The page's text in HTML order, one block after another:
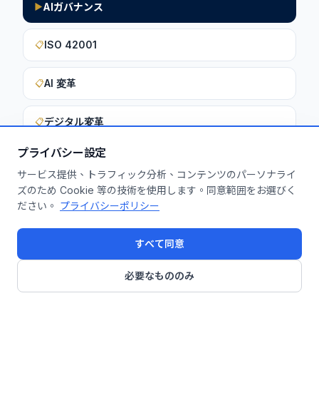
プライバシー設定
サービス提供、トラフィック分析、コンテンツのパーソナライ
ズのため Cookie 等の技術を使用します。同意範囲をお選びく
ださい。 プライバシーポリシー
すべて同意
必要なもののみ
▶AIガバナンス
📋ISO 42001
📋AI 変革
📋デジタル変革
このインサイトを貴社に活用しません
か？
無料診断を申し込む